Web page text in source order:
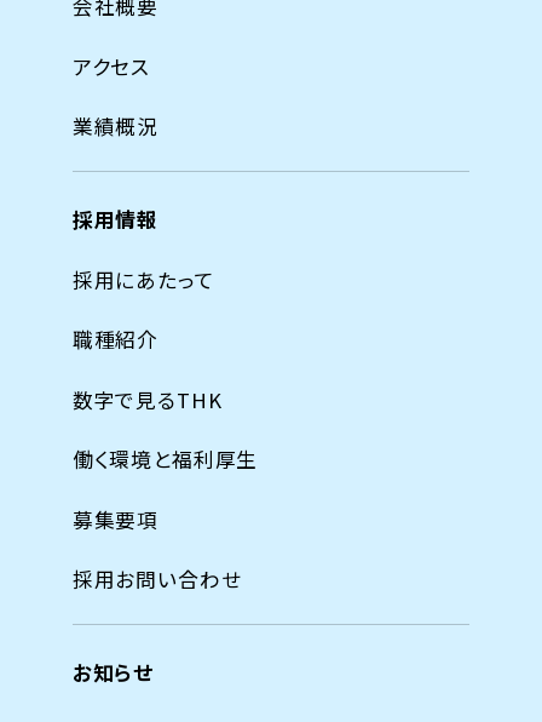
会社概要
アクセス
業績概況
採用情報
採用にあたって
職種紹介
数字で見るTHK
働く環境と福利厚生
募集要項
採用お問い合わせ
お知らせ